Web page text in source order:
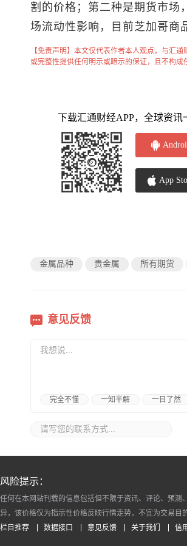
割的价格；第二种是期货市场
场流动性影响，目前芝加哥商
【免责声明】本文仅代表作者本人观点，与汇
或完整性提供任何明示或暗示的保证，且不构
下载汇通财经APP，全球资讯
App
金属品种 贵金属 所有期货
意见反馈
完全不懂 一知半解 一目了然
风险提示：
任何在本网站刊载的信息包括但不限于资讯、评论、预
异，该价格仅为指示性价格反映行情走势，不宜为交易
栏目推荐
数据接口 意见反馈 关于我们 信